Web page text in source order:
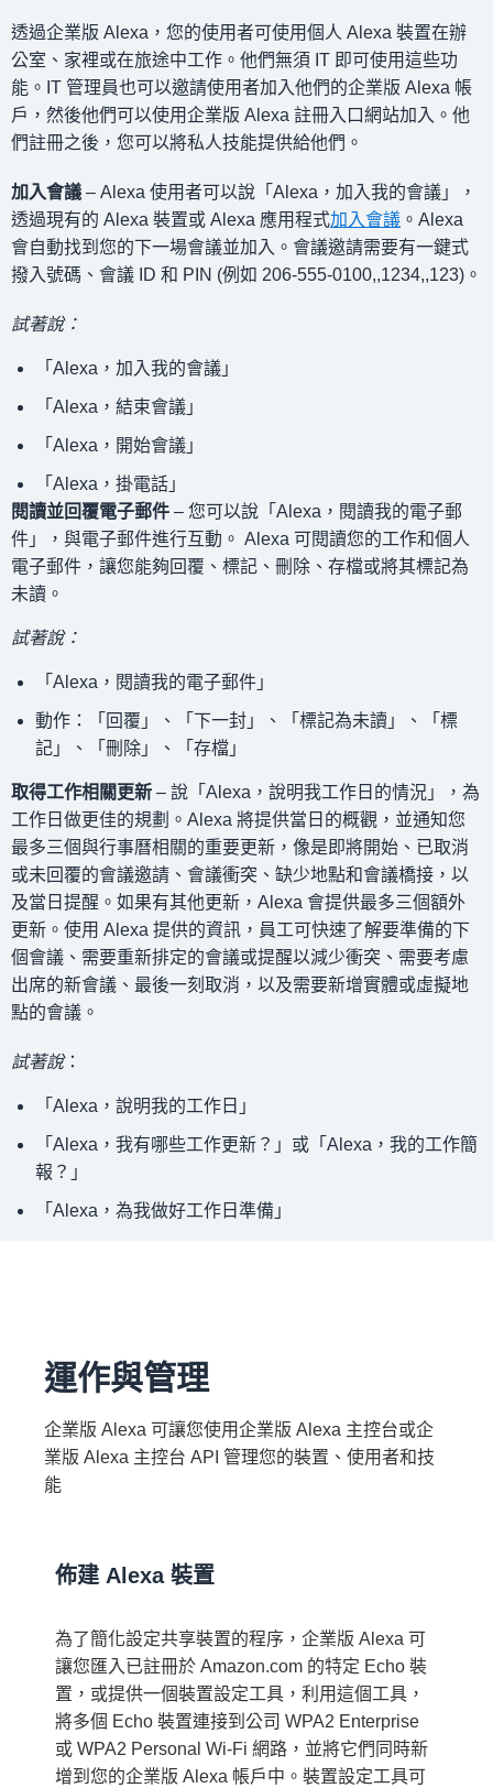
透過企業版 Alexa，您的使用者可使用個人 Alexa 裝置在辦
公室、家裡或在旅途中工作。他們無須 IT 即可使用這些功
能。IT 管理員也可以邀請使用者加入他們的企業版 Alexa 帳
戶，然後他們可以使用企業版 Alexa 註冊入口網站加入。他
們註冊之後，您可以將私人技能提供給他們。
加入會議 – Alexa 使用者可以說「Alexa，加入我的會議」，
透過現有的 Alexa 裝置或 Alexa 應用程式加入會議 。Alexa
會自動找到您的下一場會議並加入。會議邀請需要有一鍵式
撥入號碼、會議 ID 和 PIN (例如 206-555-0100,,1234,,123)。
試著說：
「Alexa，加入我的會議」
「Alexa，結束會議」
「Alexa，開始會議」
「Alexa，掛電話」
閱讀並回覆電子郵件 – 您可以說「Alexa，閱讀我的電子郵
件」，與電子郵件進行互動。 Alexa 可閱讀您的工作和個人
電子郵件，讓您能夠回覆、標記、刪除、存檔或將其標記為
未讀。
試著說：
「Alexa，閱讀我的電子郵件」
動作：「回覆」、「下一封」、「標記為未讀」、「標
記」、「刪除」、「存檔」
取得工作相關更新 – 說「Alexa，說明我工作日的情況」，為
工作日做更佳的規劃。Alexa 將提供當日的概觀，並通知您
最多三個與行事曆相關的重要更新，像是即將開始、已取消
或未回覆的會議邀請、會議衝突、缺少地點和會議橋接，以
及當日提醒。如果有其他更新，Alexa 會提供最多三個額外
更新。使用 Alexa 提供的資訊，員工可快速了解要準備的下
個會議、需要重新排定的會議或提醒以減少衝突、需要考慮
出席的新會議、最後一刻取消，以及需要新增實體或虛擬地
點的會議。
試著說：
「Alexa，說明我的工作日」
「Alexa，我有哪些工作更新？」或「Alexa，我的工作簡
報？」
「Alexa，為我做好工作日準備」
運作與管理
企業版 Alexa 可讓您使用企業版 Alexa 主控台或企
業版 Alexa 主控台 API 管理您的裝置、使用者和技
能
佈建 Alexa 裝置
為了簡化設定共享裝置的程序，企業版 Alexa 可
讓您匯入已註冊於 Amazon.com 的特定 Echo 裝
置，或提供一個裝置設定工具，利用這個工具，
將多個 Echo 裝置連接到公司 WPA2 Enterprise
或 WPA2 Personal Wi-Fi 網路，並將它們同時新
增到您的企業版 Alexa 帳戶中。裝置設定工具可